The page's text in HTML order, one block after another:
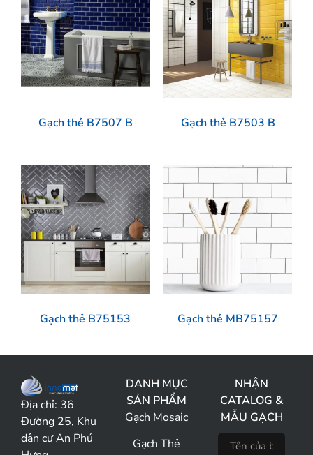
Gạch thẻ B7507 B Gạch thẻ B7503 B
Gạch thẻ B75153 Gạch thẻ MB75157
Địa chỉ: 36
Đường 25, Khu
dân cư An Phú
DANH MỤC
SẢN PHẨM
Gạch Mosaic
Gạch Thẻ
NHẬN
CATALOG &
MẪU GẠCH